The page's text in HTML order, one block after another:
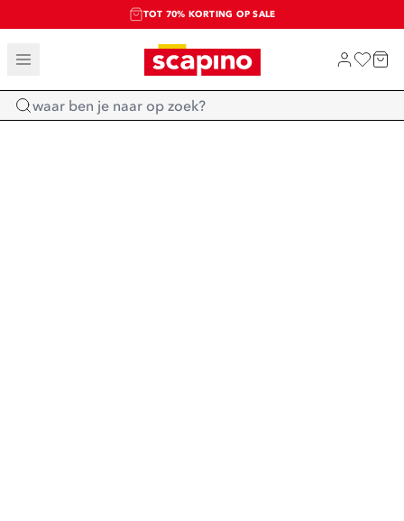
TOT 70% KORTING OP SALE
SALE: LAATSTE KANS!
SHOP NIEUW
Home